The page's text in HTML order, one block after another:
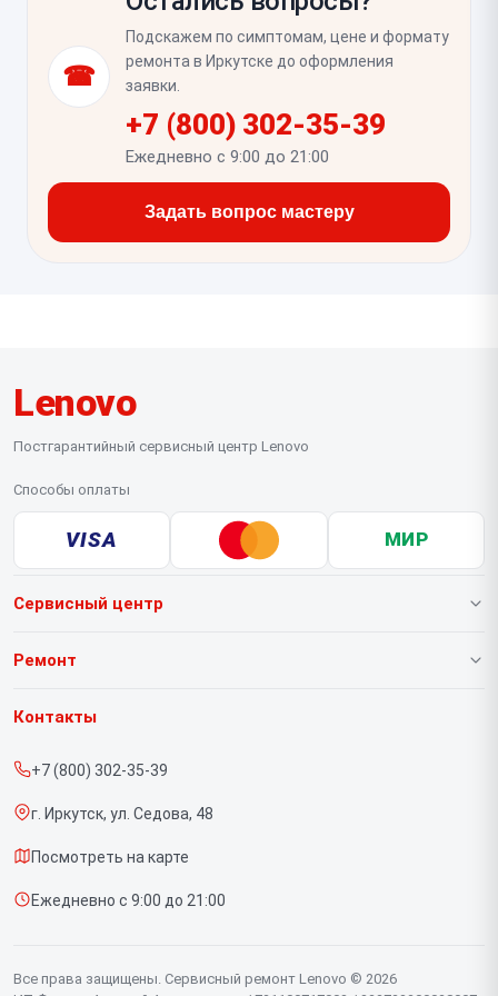
полезно проверить, не залипают ли кнопки при
нажатии на разные участки корпуса и правильно ли
определяется раскладка в системе.
☎
Подскажем по симптомам, цене и формату
ремонта в Иркутске до оформления
заявки.
+7 (800) 302-35-39
Ежедневно с 9:00 до 21:00
Задать вопрос мастеру
Lenovo
Постгарантийный сервисный центр Lenovo
Способы оплаты
VISA МИР
Сервисный центр
О нашем сервисе
Срочный ремонт
Доставка и способы оплаты
Диагностика
Контакты
Ремонт
Ноутбуков
Контакты
+7 (800) 302-35-39
г. Иркутск, ул. Седова, 48
Посмотреть на карте
Ежедневно с 9:00 до 21:00
Все права защищены. Сервисный ремонт Lenovo © 2026